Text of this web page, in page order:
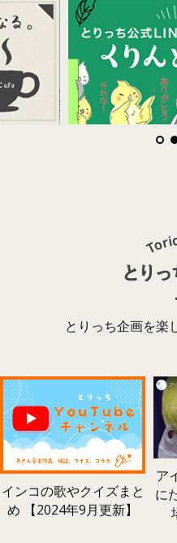
とりっち企画を楽
インコの歌やクイズまと
め 【2024年9月更新】
ア
に